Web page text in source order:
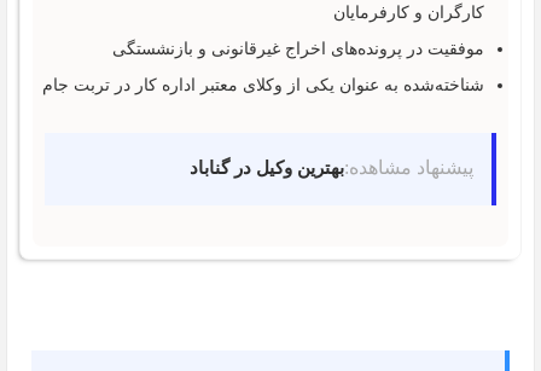
کارگران و کارفرمایان
موفقیت در پرونده‌های اخراج غیرقانونی و بازنشستگی
شناخته‌شده به عنوان یکی از وکلای معتبر اداره کار در تربت جام
پیشنهاد مشاهده:بهترین وکیل در گناباد